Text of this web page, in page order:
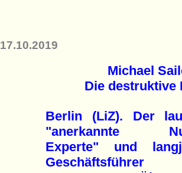
17.10.2019
Michael
Die destruktive
Berlin (LiZ). Der
"anerkannte
Experte" und